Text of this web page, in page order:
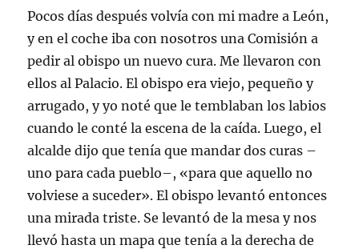
Pocos días después volvía con mi madre a León,
y en el coche iba con nosotros una Comisión a
pedir al obispo un nuevo cura. Me llevaron con
ellos al Palacio. El obispo era viejo, pequeño y
arrugado, y yo noté que le temblaban los labios
cuando le conté la escena de la caída. Luego, el
alcalde dijo que tenía que mandar dos curas –
uno para cada pueblo–, «para que aquello no
volviese a suceder». El obispo levantó entonces
una mirada triste. Se levantó de la mesa y nos
llevó hasta un mapa que tenía a la derecha de